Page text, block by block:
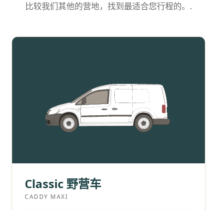
比较我们其他的营地，找到最适合您行程的。.
Classic 野营车
CADDY MAXI